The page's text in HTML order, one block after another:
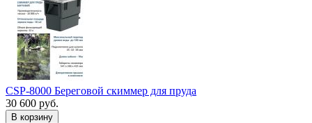
CSP-8000 Береговой скиммер для пруда
30 600 руб.
В корзину